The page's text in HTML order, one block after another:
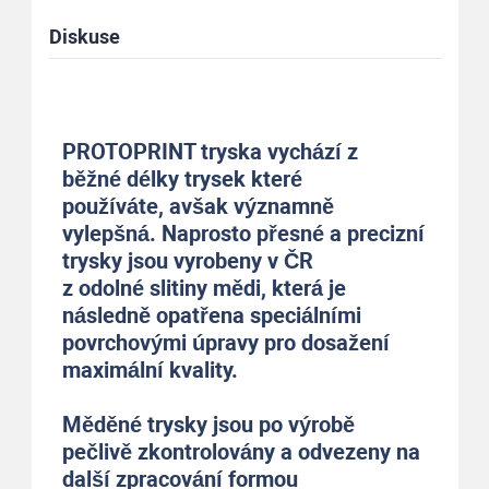
Diskuse
PROTOPRINT tryska vychází z
běžné délky trysek které
používáte, avšak významně
vylepšná. Naprosto přesné a precizní
trysky jsou vyrobeny v ČR
z odolné slitiny mědi, která je
následně opatřena speciálními
povrchovými úpravy pro dosažení
maximální kvality.
Měděné trysky jsou po výrobě
pečlivě zkontrolovány a odvezeny na
další zpracování formou